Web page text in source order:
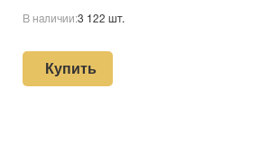
В наличии:3 122 шт.
Купить